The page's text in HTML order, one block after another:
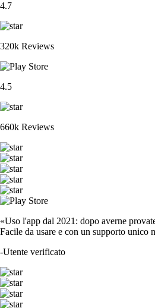
4.7
320k Reviews
4.5
660k Reviews
«Uso l'app dal 2021: dopo averne
Facile da usare e con un supporto unico
-Utente verificato